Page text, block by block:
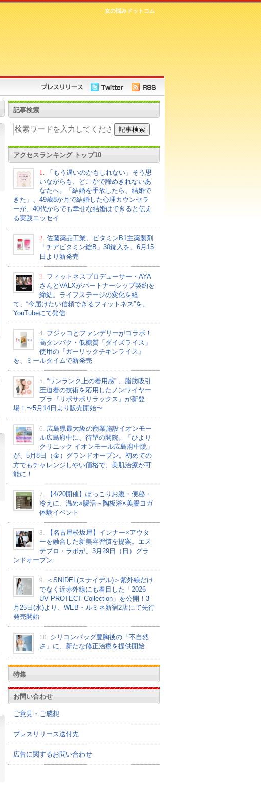
女の悩みドットコム
記事検索
アクセスランキング トップ10
1.
「もう遅いのかもしれない」そう思
いながらも、どこかで諦めきれないあ
なたへ。「結婚を手放したら、結婚で
きた」、49歳8か月で結婚した心理カウンセラ
ーが、40代からでも幸せな結婚はできると伝え
る実践エッセイ
2. 佐藤薬品工業、ビタミンB1主薬製剤
「チアビタミン錠B」30錠入を、6月15
日より新発売
3. フィットネスプロデューサー・AYA
さんとVALXがパートナーシップ契約を
締結。ライフステージの変化を経
て、“今届けたい信頼できるフィットネス”を、
YouTubeにて発信
4. フジッコとファンデリーがコラボ！
高タンパク・低糖質「ダイズライス」
使用の『ガーリックチキンライス』
を、ミールタイムで新発売
5. “ワンランク上の着用感” 、脂肪吸引
圧迫着の技術を応用したノンワイヤー
ブラ『リポサポリラックス』が新登
場！〜5月14日より販売開始〜
6. 広島県最大級の商業施設イオンモー
ル広島府中に、待望の開院。「ひより
クリニック イオンモール広島府中院」
が、5月8日（金）グランドオープン。初めての
方でもチャレンジしやい価格で、美肌治療が可
能に！
7.
【4/20開催】ぽっこりお腹・便秘・
冷えに、温め×腸活～陶板浴×美腸ヨガ
体験イベント
8.
【名古屋松坂屋】インナー×アウタ
ーを融合した新美容習慣を提案。エス
テプロ・ラボが、3月29日（日）グラ
ンドオープン
9.
＜SNIDEL(スナイデル)＞紫外線だけ
でなく近赤外線にも着目した「2026
UV PROTECT Collection」を公開！3
月25日(水)より、WEB・ルミネ新宿2店にて先行
発売開始
10. シリコンバッグ豊胸後の「不自然
さ」に、新たな修正治療を提供開始
特集
お問い合わせ
ご意見・ご感想
プレスリリース送付先
広告に関するお問い合わせ